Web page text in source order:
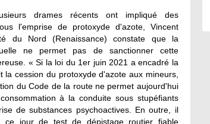
drames récents ont impliqué des
l'emprise de protoxyde d'azote, Vincent
du Nord (Renaissance) constate que la
ne permet pas de sanctionner cette
« Si la loi du 1er juin 2021 a encadré la
la cession du protoxyde d'azote aux mineurs,
du Code de la route ne permet aujourd'hui
à la conduite sous stupéfiants
de substances psychoactives. En outre, il
ce jour de test de dépistage routier fiable